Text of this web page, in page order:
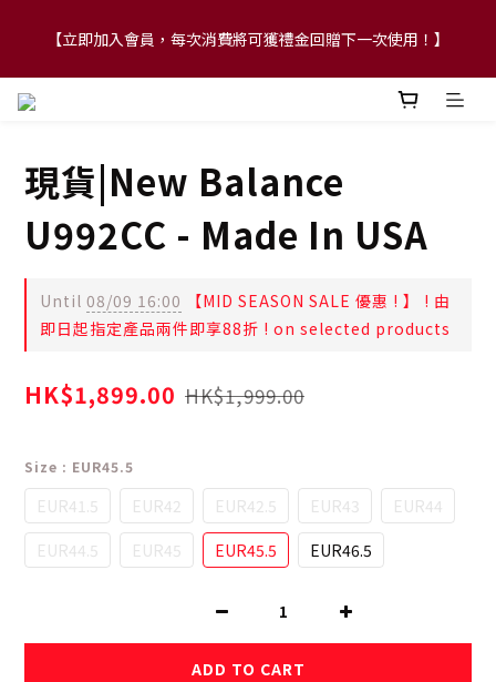
【FLASH SALE 兩件指定現貨產品即享88折】
【立即加入會員，每次消費將可獲禮金回贈下一次使用！】
【FLASH SALE 兩件指定現貨產品即享88折】
現貨|New Balance
U992CC - Made In USA
Until 08/09 16:00 【MID SEASON SALE 優惠 ! 】 ! 由
即日起指定產品兩件即享88折 ! on selected products
HK$1,899.00 HK$1,999.00
Size : EUR45.5
EUR41.5 EUR42 EUR42.5 EUR43
EUR44
EUR44.5
EUR45 EUR45.5 EUR46.5
ADD TO CART